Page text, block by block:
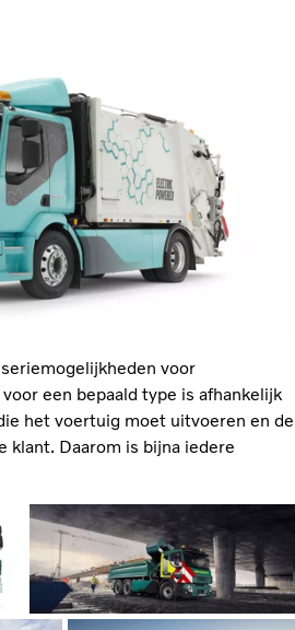
voor
een bepaald type is afhankelijk
het voertuig moet uitvoeren en de
klant. Daarom is bijna iedere